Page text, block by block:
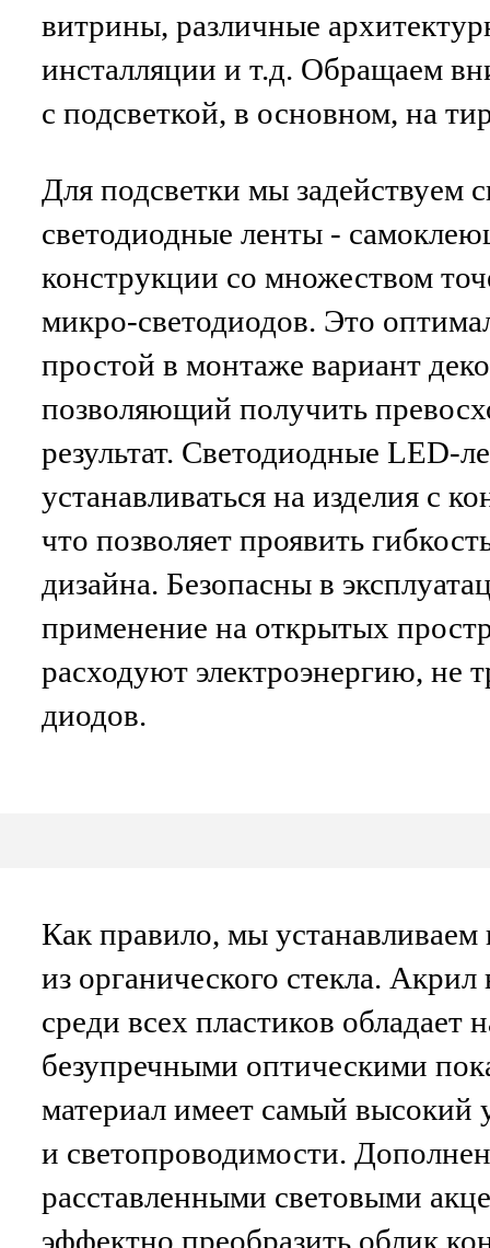
витрины, различные
инсталляции и т.д. Обращаем
с подсветкой, в основном, на
Для подсветки мы задействуем
светодиодные ленты -
конструкции со множеством
микро-светодиодов. Это
простой в монтаже вариант
позволяющий получить
результат. Светодиодные LED-
устанавливаться на изделия с
что позволяет проявить
дизайна. Безопасны в
применение на открытых
расходуют электроэнергию, не
диодов.
Как правило, мы устанавливаем
из органического стекла. Акрил
среди всех пластиков обладает
безупречными оптическими
материал имеет самый высокий
и светопроводимости.
расставленными световыми
эффектно преобразить облик